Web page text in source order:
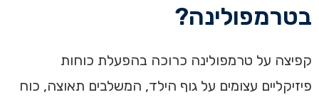
בטרמפולינה?
קפיצה על טרמפולינה כרוכה בהפעלת כוחות
פיזיקליים עצומים על גוף הילד, המשלבים תאוצה, כוח